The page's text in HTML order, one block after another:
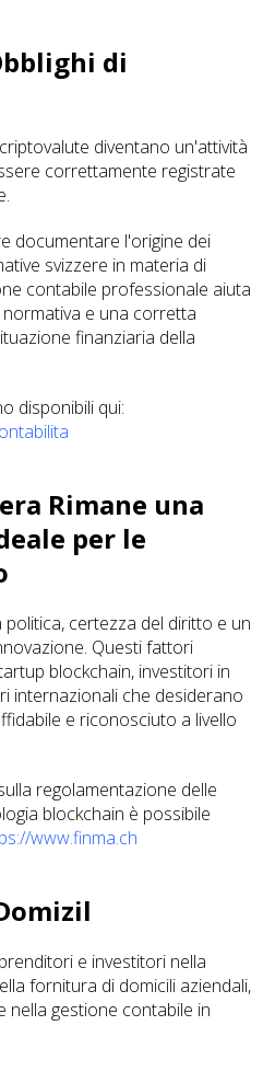
di
diventano un'attività
correttamente registrate
documentare l'origine dei
svizzere in materia di
contabile professionale aiuta
e una corretta
finanziaria della
disponibili qui:
Rimane una
per le
certezza del diritto e un
Questi fattori
blockchain, investitori in
internazionali che desiderano
e riconosciuto a livello
regolamentazione delle
blockchain è possibile
www.finma.ch
e investitori nella
fornitura di domicili aziendali,
nella gestione contabile in